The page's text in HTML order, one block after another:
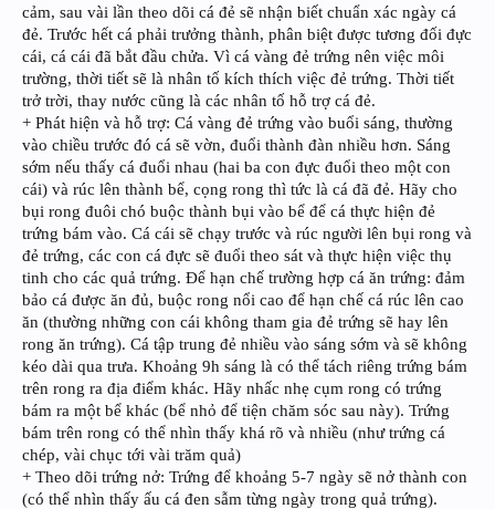
cảm, sau vài lần theo dõi cá đẻ sẽ nhận biết chuẩn xác ngày cá
đẻ. Trước hết cá phải trưởng thành, phân biệt được tương đối đực
cái, cá cái đã bắt đầu chửa. Vì cá vàng đẻ trứng nên việc môi
trường, thời tiết sẽ là nhân tố kích thích việc đẻ trứng. Thời tiết
trở trời, thay nước cũng là các nhân tố hỗ trợ cá đẻ.
+ Phát hiện và hỗ trợ: Cá vàng đẻ trứng vào buổi sáng, thường
vào chiều trước đó cá sẽ vờn, đuổi thành đàn nhiều hơn. Sáng
sớm nếu thấy cá đuổi nhau (hai ba con đực đuổi theo một con
cái) và rúc lên thành bể, cọng rong thì tức là cá đã đẻ. Hãy cho
bụi rong đuôi chó buộc thành bụi vào bể để cá thực hiện đẻ
trứng bám vào. Cá cái sẽ chạy trước và rúc người lên bụi rong và
đẻ trứng, các con cá đực sẽ đuổi theo sát và thực hiện việc thụ
tinh cho các quả trứng. Để hạn chế trường hợp cá ăn trứng: đảm
bảo cá được ăn đủ, buộc rong nổi cao để hạn chế cá rúc lên cao
ăn (thường những con cái không tham gia đẻ trứng sẽ hay lên
rong ăn trứng). Cá tập trung đẻ nhiều vào sáng sớm và sẽ không
kéo dài qua trưa. Khoảng 9h sáng là có thể tách riêng trứng bám
trên rong ra địa điểm khác. Hãy nhấc nhẹ cụm rong có trứng
bám ra một bể khác (bể nhỏ để tiện chăm sóc sau này). Trứng
bám trên rong có thể nhìn thấy khá rõ và nhiều (như trứng cá
chép, vài chục tới vài trăm quả)
+ Theo dõi trứng nở: Trứng để khoảng 5-7 ngày sẽ nở thành con
(có thể nhìn thấy ấu cá đen sẫm từng ngày trong quả trứng).